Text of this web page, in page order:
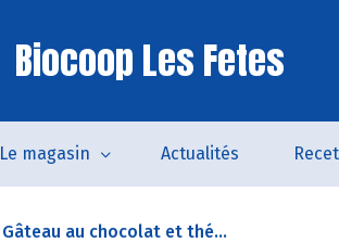
Biocoop Les Fetes
Le magasin Actualités
Gâteau au chocolat et thé...